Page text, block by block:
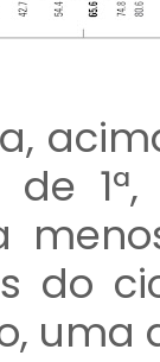
de
do
uma